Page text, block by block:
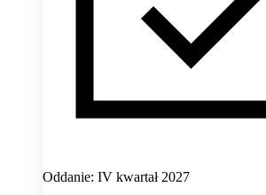
Oddanie: IV kwartał 2027